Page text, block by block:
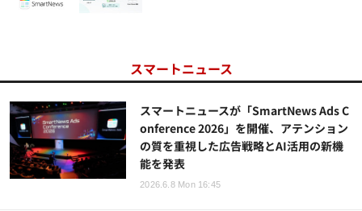
スマートニュース
スマートニュースが「SmartNews Ads C
onference 2026」を開催、アテンション
の質を重視した広告戦略とAI活用の新機
能を発表
2026.6.8 Mon 16:45